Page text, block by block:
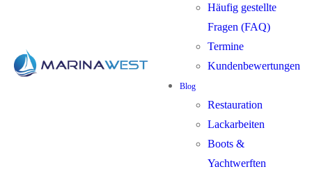
Häufig gestellte
Fragen (FAQ)
Termine
Kundenbewertungen
Blog
Restauration
Lackarbeiten
Boots &
Yachtwerften